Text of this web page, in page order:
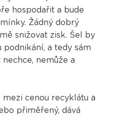
hospodařit a bude
Žádný dobrý
snižovat zisk. Šel by
a tedy sám
nemůže a
cenou recyklátu a
přiměřený, dává